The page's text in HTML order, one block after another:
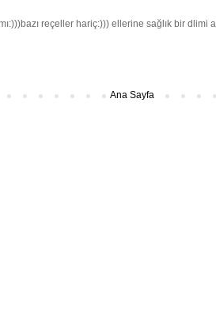
reçeller hariç:))) ellerine sağlık bir dlimi
Ana Sayfa